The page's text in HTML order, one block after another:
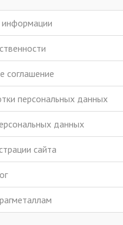
соглашение
персональных данных
данных
сайта